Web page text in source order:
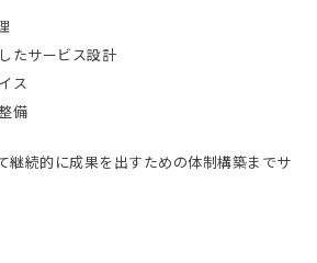
たサービス設計
ス
備
継続的に成果を出すための体制構築までサ